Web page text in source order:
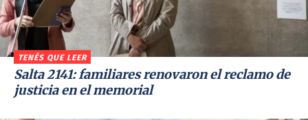
TENÉS QUE LEER
Salta 2141: familiares renovaron el reclamo de
justicia en el memorial